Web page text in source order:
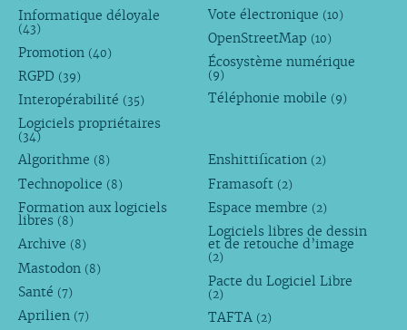
Informatique déloyale
(43)
Promotion (40)
RGPD (39)
Interopérabilité (35)
Logiciels propriétaires
(34)
Vote électronique (10)
OpenStreetMap (10)
Écosystème numérique
(9)
Téléphonie mobile (9)
Algorithme (8)
Technopolice (8)
Formation aux logiciels
libres (8)
Archive (8)
Mastodon (8)
Santé (7)
Aprilien (7)
Enshittification (2)
Framasoft (2)
Espace membre (2)
Logiciels libres de dessin
et de retouche d’image
(2)
Pacte du Logiciel Libre
(2)
TAFTA (2)